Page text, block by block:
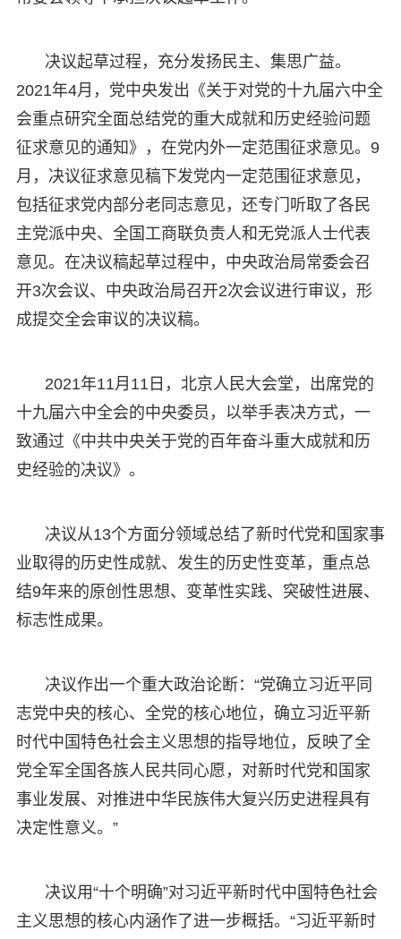
决议起草过程，充分发扬民主、集思广益。
2021年4月，党中央发出《关于对党的十九届六中全
会重点研究全面总结党的重大成就和历史经验问题
征求意见的通知》，在党内外一定范围征求意见。9
月，决议征求意见稿下发党内一定范围征求意见，
包括征求党内部分老同志意见，还专门听取了各民
主党派中央、全国工商联负责人和无党派人士代表
意见。在决议稿起草过程中，中央政治局常委会召
开3次会议、中央政治局召开2次会议进行审议，形
成提交全会审议的决议稿。
2021年11月11日，北京人民大会堂，出席党的
十九届六中全会的中央委员，以举手表决方式，一
致通过《中共中央关于党的百年奋斗重大成就和历
史经验的决议》。
决议从13个方面分领域总结了新时代党和国家事
业取得的历史性成就、发生的历史性变革，重点总
结9年来的原创性思想、变革性实践、突破性进展、
标志性成果。
决议作出一个重大政治论断：“党确立习近平同
志党中央的核心、全党的核心地位，确立习近平新
时代中国特色社会主义思想的指导地位，反映了全
党全军全国各族人民共同心愿，对新时代党和国家
事业发展、对推进中华民族伟大复兴历史进程具有
决定性意义。”
决议用“十个明确”对习近平新时代中国特色社会
主义思想的核心内涵作了进一步概括。“习近平新时